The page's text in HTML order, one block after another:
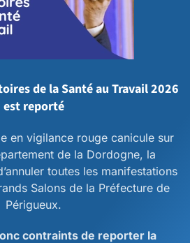
de la Santé au Travail 2026
est reporté
en vigilance rouge canicule sur
de la Dordogne, la
toutes les manifestations
Salons de la Préfecture de
Périgueux.
contraints de reporter la